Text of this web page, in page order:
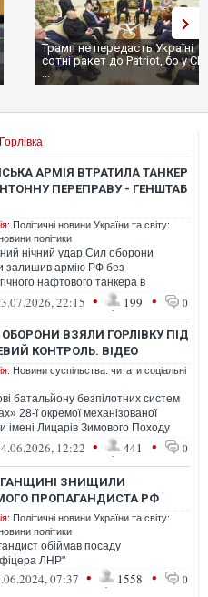
Трамп не передасть Україні
сотні ракет до Patriot, бо у
...
АРМІЯ ВТРАТИЛА ТАНКЕР
ПЕРЕПРАВУ - ГЕНШТАБ
Політичні новини України та світу:
політики
нічний удар Сил оборони
залишив армію РФ без
нафтового танкера в
морі та зруйнував критично
ворожу лог...
22:15 • 199 • 0
ВЗЯЛИ ГОРЛІВКУ ПІД
КОНТРОЛЬ. ВІДЕО
Новини суспільства: читати соціальні
батальйону безпілотних систем
28-ї окремої механізованої
імені Лицарів Зимового Походу
під вогневий контроль Горл...
12:22 • 441 • 0
ЗНИЩИЛИ
ПРОПАГАНДИСТА РФ
Політичні новини України та світу:
політики
обіймав посаду
ЛНР"
07:37 • 1558 • 0